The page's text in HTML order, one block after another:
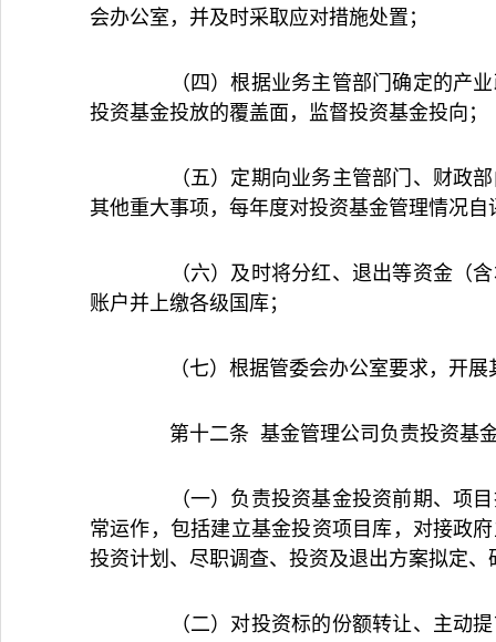
会办公室，并及时采取应对措施处置；
（四）根据业务主管部门确定的产业
投资基金投放的覆盖面，监督投资基金投向；
（五）定期向业务主管部门、财政部
其他重大事项，每年度对投资基金管理情况自
（六）及时将分红、退出等资金（含
账户并上缴各级国库；
（七）根据管委会办公室要求，开展
第十二条 基金管理公司负责投资基金
（一）负责投资基金投资前期、项目
常运作，包括建立基金投资项目库，对接政
投资计划、尽职调查、投资及退出方案拟定
（二）对投资标的份额转让、主动提